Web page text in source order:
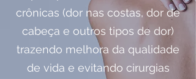
crônicas (dor nas costas, dor de
cabeça e outros tipos de dor)
trazendo melhora da qualidade
de vida e evitando cirurgias